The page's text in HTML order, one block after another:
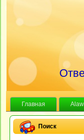
Главная
Поиск